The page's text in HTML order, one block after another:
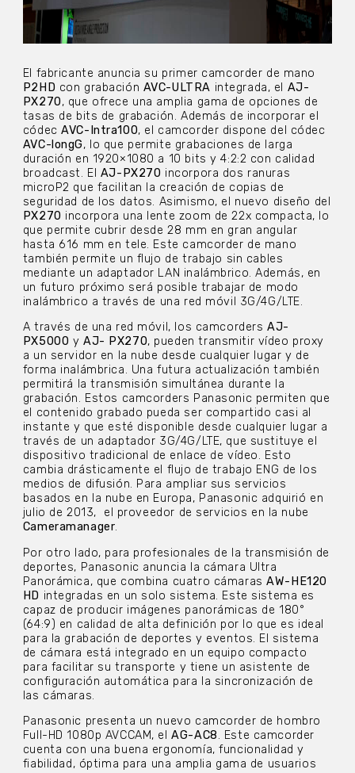
El fabricante anuncia su primer camcorder de mano
P2HD con grabación AVC-ULTRA integrada, el AJ-
PX270, que ofrece una amplia gama de opciones de
tasas de bits de grabación. Además de incorporar el
códecAVC-Intra100, el camcorder dispone del códec
AVC-longG, lo que permite grabaciones de larga
duración en 1920×1080 a 10 bits y 4:2:2 con calidad
broadcast. El AJ-PX270 incorpora dos ranuras
microP2 que facilitan la creación de copias de
seguridad de los datos. Asimismo, el nuevo diseño del
PX270 incorpora una lente zoom de 22x compacta, lo
que permite cubrir desde 28 mm en gran angular
hasta 616 mm en tele. Este camcorder de mano
también permite un flujo de trabajo sin cables
mediante un adaptador LAN inalámbrico. Además, en
un futuro próximo será posible trabajar de modo
inalámbrico a través de una red móvil 3G/4G/LTE.
A través de una red móvil, los camcorders AJ-
PX5000 y AJ- PX270, pueden transmitir vídeo proxy
a un servidor en la nube desde cualquier lugar y de
forma inalámbrica. Una futura actualización también
permitirá la transmisión simultánea durante la
grabación. Estos camcorders Panasonic permiten que
el contenido grabado pueda ser compartido casi al
instante y que esté disponible desde cualquier lugar a
través de un adaptador 3G/4G/LTE, que sustituye el
dispositivo tradicional de enlace de vídeo. Esto
cambia drásticamente el flujo de trabajo ENG de los
medios de difusión. Para ampliar sus servicios
basados en la nube en Europa, Panasonic adquirió en
julio de 2013, el proveedor de servicios en la nube
Cameramanager.
Por otro lado, para profesionales de la transmisión de
deportes, Panasonic anuncia la cámara Ultra
Panorámica, que combina cuatro cámarasAW-HE120
HD integradas en un solo sistema. Este sistema es
capaz de producir imágenes panorámicas de 180°
(64:9) en calidad de alta definición por lo que es ideal
para la grabación de deportes y eventos. El sistema
de cámara está integrado en un equipo compacto
para facilitar su transporte y tiene un asistente de
configuración automática para la sincronización de
las cámaras.
Panasonic presenta un nuevo camcorder de hombro
Full-HD 1080p AVCCAM, elAG-AC8. Este camcorder
cuenta con una buena ergonomía, funcionalidad y
fiabilidad, óptima para una amplia gama de usuarios